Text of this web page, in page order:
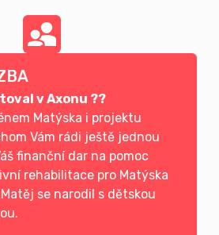
v Axonu ??
Matýska i projektu
Vám rádi ještě jednou
finanční dar na pomoc
rehabilitace pro Matýska
se narodil s dětskou